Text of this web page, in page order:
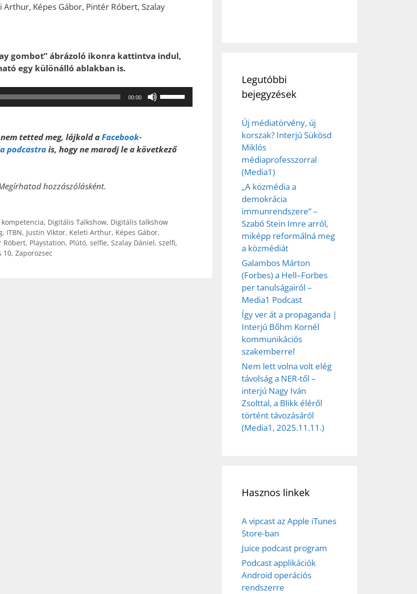
Képes Gábor, Pintér Róbert, Szalay
gombot” ábrázoló ikonra kattintva indul,
egy különálló ablakban is.
00:00
hangerő
a
tetted meg, lájkold aFacebook-
podcastrais, hogy ne maradj le a következő
hozzászólásként.
, Digitális Talkshow, Digitális talkshow
, ITBN, Justin Viktor, Keleti Arthur, Képes Gábor,
Róbert, Playstation, Plútó, selfie, Szalay Dániel, szelfi,
10, Zaporozsec
Legutóbbi
bejegyzések
Új médiatörvény, új
korszak? Interjú Sükösd
Miklós
médiaprofesszorral
(Media1)
„A közmédia a
demokrácia
immunrendszere” –
Szabó Stein Imre arról,
miképp reformálná meg
a közmédiát
Galambos Márton
(Forbes) a Hell–Forbes
per tanulságairól –
Media1 Podcast
Így ver át a propaganda |
Interjú Bőhm Kornél
kommunikációs
szakemberrel
Nem lett volna volt elég
távolság a NER-től –
interjú Nagy Iván
Zsolttal, a Blikk éléről
történt távozásáról
(Media1, 2025.11.11.)
Hasznos linkek
A vipcast az Apple iTunes
Store-ban
Juice podcast program
Podcast applikációk
Android operációs
rendszerre